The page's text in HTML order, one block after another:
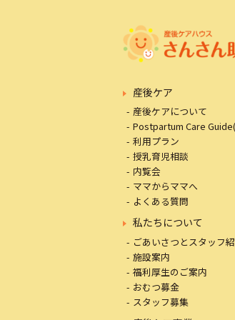
産後ケア
産後ケアについて
Postpartum Care
利用プラン
授乳育児相談
内覧会
ママからママへ
よくある質問
私たちについて
ごあいさつとスタッフ
施設案内
福利厚生のご案内
おむつ募金
スタッフ募集